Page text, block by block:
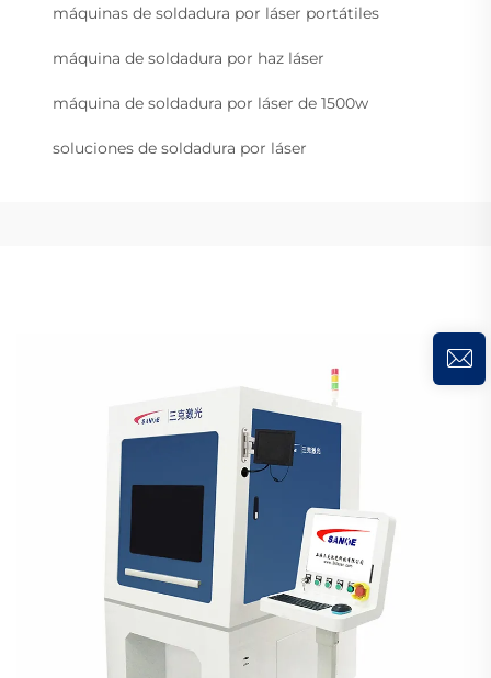
máquinas de soldadura por láser portátiles
máquina de soldadura por haz láser
máquina de soldadura por láser de 1500w
soluciones de soldadura por láser